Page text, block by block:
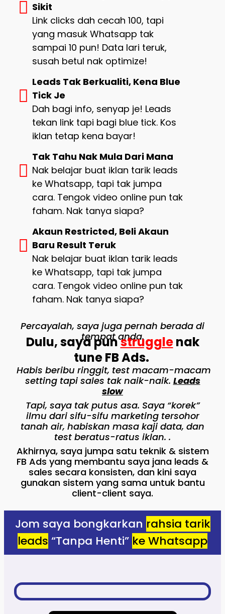
Sikit
Link clicks dah cecah 100, tapi
yang masuk Whatsapp tak
sampai 10 pun! Data lari teruk,
susah betul nak optimize!
Leads Tak Berkualiti, Kena Blue
Tick Je
Dah bagi info, senyap je! Leads
tekan link tapi bagi blue tick. Kos
iklan tetap kena bayar!
Tak Tahu Nak Mula Dari Mana
Nak belajar buat iklan tarik leads
ke Whatsapp, tapi tak jumpa
cara. Tengok video online pun tak
faham. Nak tanya siapa?
Akaun Restricted, Beli Akaun
Baru Result Teruk
Nak belajar buat iklan tarik leads
ke Whatsapp, tapi tak jumpa
cara. Tengok video online pun tak
faham. Nak tanya siapa?
Percayalah, saya juga pernah berada di
tempat anda.
Dulu, saya punstrugglenak
tune FB Ads.
Habis beribu ringgit, test macam-macam
setting tapi sales tak naik-naik. Leads
slow
Tapi, saya tak putus asa. Saya “korek”
ilmu dari sifu-sifu marketing tersohor
tanah air, habiskan masa kaji data, dan
test beratus-ratus iklan. .
Akhirnya, saya jumpa satu teknik & sistem
FB Ads yang membantu saya jana leads &
sales secara konsisten, dan kini saya
gunakan sistem yang sama untuk bantu
client-client saya.
Jom saya bongkarkan rahsia tarik
leads “Tanpa Henti” ke Whatsapp